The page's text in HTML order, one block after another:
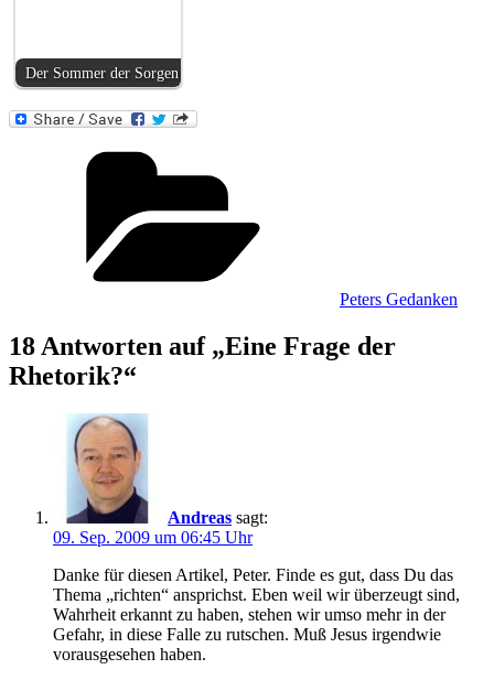
Der Sommer der Sorgen
Peters Gedanken
18 Antworten auf „Eine Frage der
Rhetorik?“
Andreas sagt:
09. Sep. 2009 um 06:45 Uhr
Danke für diesen Artikel, Peter. Finde es gut, dass Du das
Thema „richten“ ansprichst. Eben weil wir überzeugt sind,
Wahrheit erkannt zu haben, stehen wir umso mehr in der
Gefahr, in diese Falle zu rutschen. Muß Jesus irgendwie
vorausgesehen haben.